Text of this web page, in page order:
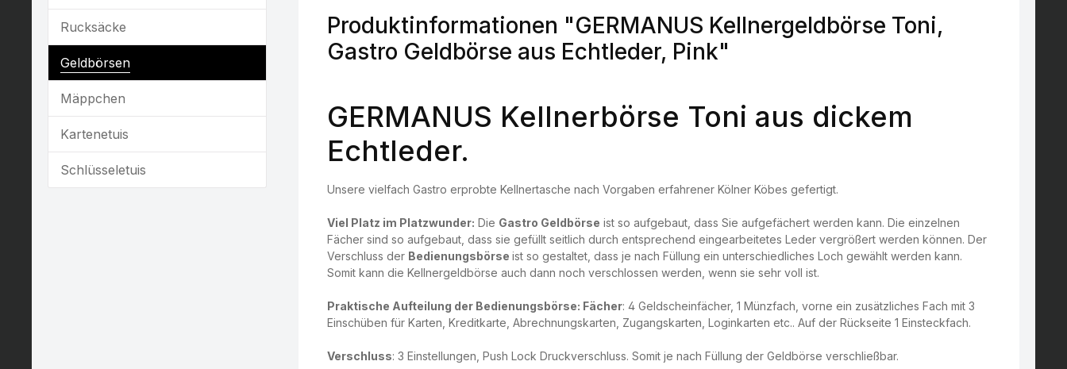
Rucksäcke
Geldbörsen
Mäppchen
Kartenetuis
Schlüsseletuis
Produktinformationen "GERMANUS Kellnergeldbörse Toni,
Gastro Geldbörse aus Echtleder, Pink"
GERMANUS Kellnerbörse Toni aus dickem
Echtleder.
Unsere vielfach Gastro erprobte Kellnertasche nach Vorgaben erfahrener Kölner Köbes gefertigt.
Viel Platz im Platzwunder: Die Gastro Geldbörse ist so aufgebaut, dass Sie aufgefächert werden kann. Die einzelnen
Fächer sind so aufgebaut, dass sie gefüllt seitlich durch entsprechend eingearbeitetes Leder vergrößert werden können. Der
Verschluss der Bedienungsbörse ist so gestaltet, dass je nach Füllung ein unterschiedliches Loch gewählt werden kann.
Somit kann die Kellnergeldbörse auch dann noch verschlossen werden, wenn sie sehr voll ist.
Praktische Aufteilung der Bedienungsbörse: Fächer: 4 Geldscheinfächer, 1 Münzfach, vorne ein zusätzliches Fach mit 3
Einschüben für Karten, Kreditkarte, Abrechnungskarten, Zugangskarten, Loginkarten etc.. Auf der Rückseite 1 Einsteckfach.
Verschluss: 3 Einstellungen, Push Lock Druckverschluss. Somit je nach Füllung der Geldbörse verschließbar.